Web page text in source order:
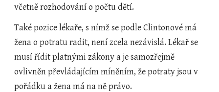
včetně rozhodování o počtu dětí.
Také pozice lékaře, s nímž se podle Clintonové má
žena o potratu radit, není zcela nezávislá. Lékař se
musí řídit platnými zákony a je samozřejmě
ovlivněn převládajícím míněním, že potraty jsou v
pořádku a žena má na ně právo.